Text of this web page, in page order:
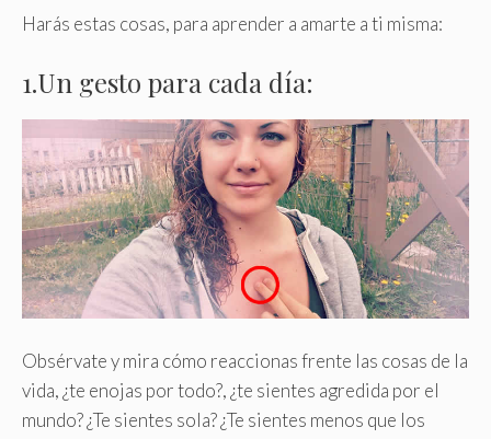
Harás estas cosas, para aprender a amarte a ti misma:
1.Un gesto para cada día:
Obsérvate y mira cómo reaccionas frente las cosas de la
vida, ¿te enojas por todo?, ¿te sientes agredida por el
mundo? ¿Te sientes sola? ¿Te sientes menos que los